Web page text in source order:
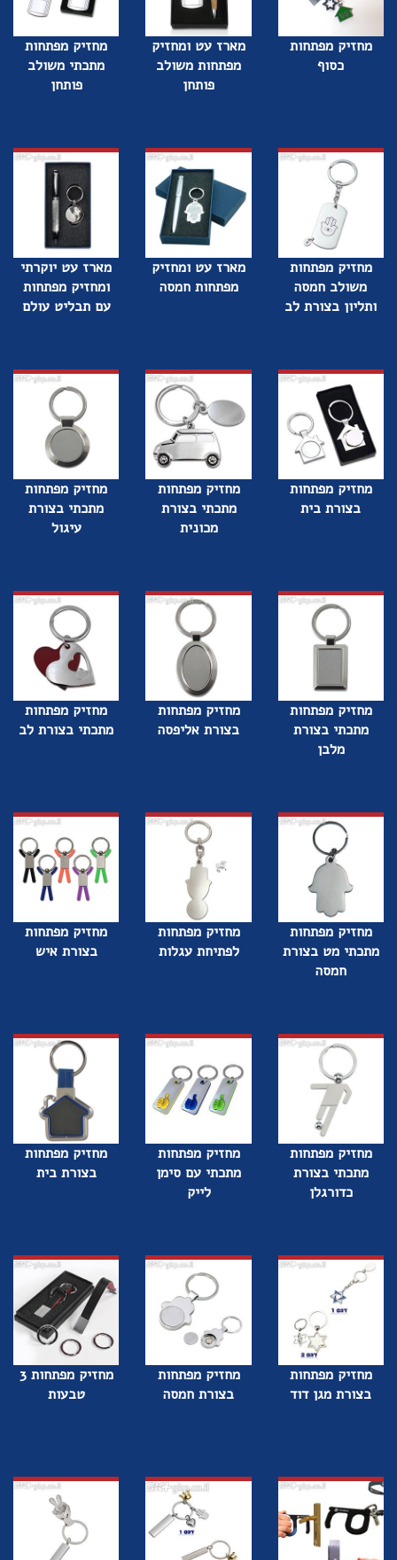
מחזיק מפתחות
כסוף
מארז עט ומחזיק
מפתחות משולב
פותחן
מחזיק מפתחות
מתכתי משולב
פותחן
מחזיק מפתחות
משולב חמסה
ותליון בצורת לב
מארז עט ומחזיק
מפתחות חמסה
מארז עט יוקרתי
ומחזיק מפתחות
עם תבליט עולם
מחזיק מפתחות
בצורת בית
מחזיק מפתחות
מתכתי בצורת
מכונית
מחזיק מפתחות
מתכתי בצורת
עיגול
מחזיק מפתחות
מתכתי בצורת
מלבן
מחזיק מפתחות
בצורת אליפסה
מחזיק מפתחות
מתכתי בצורת לב
מחזיק מפתחות
מתכתי מט בצורת
חמסה
מחזיק מפתחות
לפתיחת עגלות
מחזיק מפתחות
בצורת איש
מחזיק מפתחות
מתכתי בצורת
כדורגלן
מחזיק מפתחות
מתכתי עם סימן
לייק
מחזיק מפתחות
בצורת בית
מחזיק מפתחות
בצורת מגן דוד
מחזיק מפתחות
בצורת חמסה
מחזיק מפתחות 3
טבעות